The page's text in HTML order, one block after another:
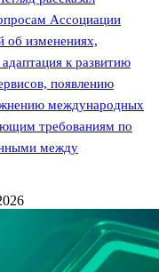
Ассоциации
изменениях,
к развитию
появлению
международных
требованиям по
между